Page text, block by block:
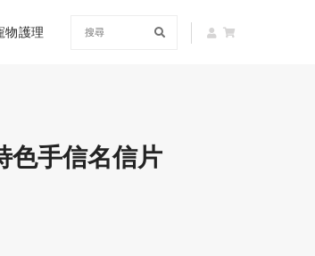
物護理
色手信名信片